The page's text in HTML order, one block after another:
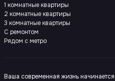
1 комнатные квартиры
2 комнатные квартиры
3 комнатные квартиры
С ремонтом
Рядом с метро
Ваша современная жизнь начинается